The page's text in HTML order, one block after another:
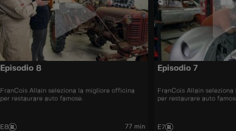
Episodio 8
FranCois Allain seleziona la migliore officina
per restaurare auto famose.
E8 77 min
Episodio 7
FranCois Allain
per restaurare auto
E7